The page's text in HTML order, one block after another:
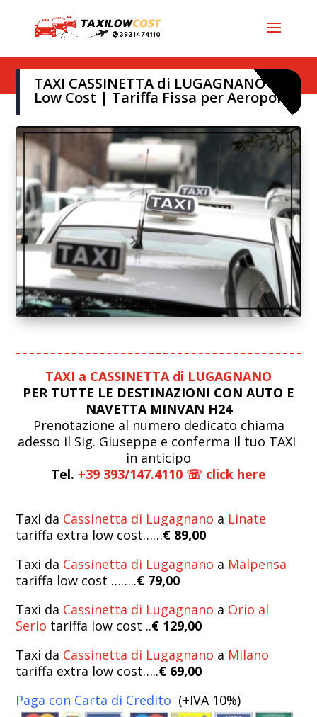
TAXI CASSINETTA di LUGAGNANO |⭐
Low Cost | Tariffa Fissa per Aeroporti
TAXI a CASSINETTA di LUGAGNANO
PER TUTTE LE DESTINAZIONI CON AUTO E
NAVETTA MINVAN H24
Prenotazione al numero dedicato chiama
adesso il Sig. Giuseppe e conferma il tuo TAXI
in anticipo
Tel. +39 393/147.4110 ☏ click here
Taxi da Cassinetta di Lugagnano a Linate
tariffa extra low cost……€ 89,00
Taxi da Cassinetta di Lugagnano a Malpensa
tariffa low cost ……..€ 79,00
Taxi da Cassinetta di Lugagnano a Orio al
Serio tariffa low cost ..€ 129,00
Taxi da Cassinetta di Lugagnano a Milano
tariffa extra low cost…..€ 69,00
Paga con Carta di Credito (+IVA 10%)